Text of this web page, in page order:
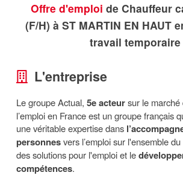
Offre d'emploi de Chauffeur
(F/H) à ST MARTIN EN HAUT
travail temporaire
L'entreprise
Le groupe Actual, 5e acteursur le
l’emploi en France est un groupe français
une véritable expertise dans
personnesvers l’emploi sur l'ensemble
des solutions pour l'emploi et le
compétences.